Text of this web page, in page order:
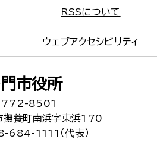
RSSについて
ウェブアクセシビリティ
市役所
772-8501
撫養町南浜字東浜170
1111（代表）